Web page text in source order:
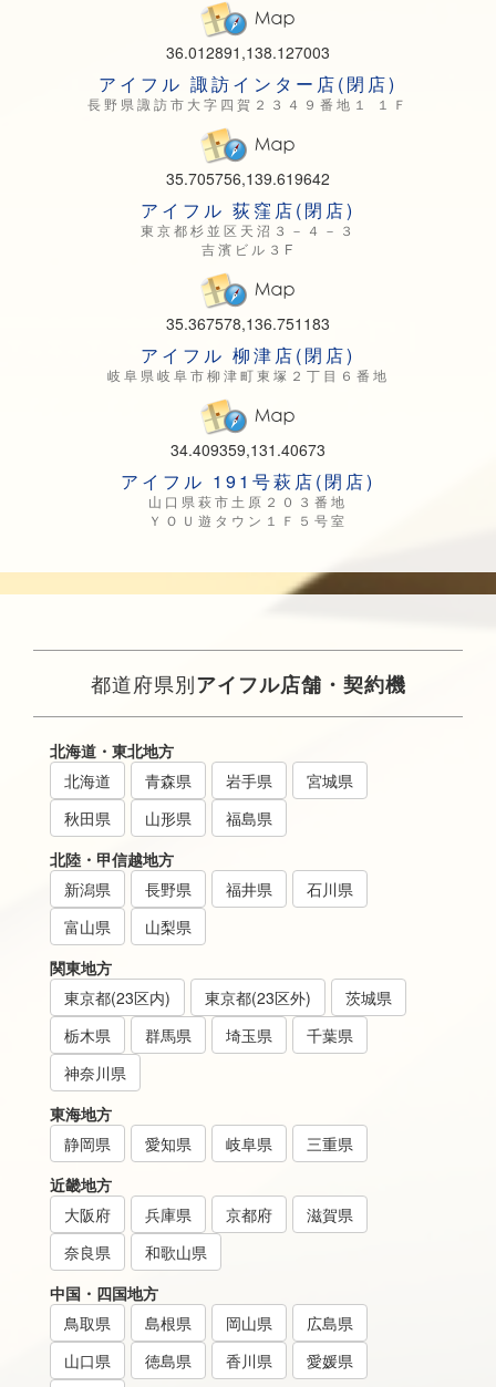
36.012891,138.127003
アイフル 諏訪インター店(閉店)
長野県諏訪市大字四賀２３４９番地１ １Ｆ
35.705756,139.619642
アイフル 荻窪店(閉店)
東京都杉並区天沼３－４－３
吉濱ビル３F
35.367578,136.751183
アイフル 柳津店(閉店)
岐阜県岐阜市柳津町東塚２丁目６番地
34.409359,131.40673
アイフル 191号萩店(閉店)
山口県萩市土原２０３番地
ＹＯＵ遊タウン１Ｆ５号室
都道府県別アイフル店舗・契約機
北海道・東北地方
北海道
青森県 岩手県
宮城県
秋田県
山形県
福島県
北陸・甲信越地方
新潟県
長野県 福井県
石川県
富山県
山梨県
関東地方
東京都(23区内)
東京都(23区外)
茨城県
栃木県
群馬県 埼玉県
千葉県
神奈川県
東海地方
静岡県
愛知県 岐阜県
三重県
近畿地方
大阪府
兵庫県 京都府
滋賀県
奈良県
和歌山県
中国・四国地方
鳥取県
島根県 岡山県
広島県
山口県
徳島県 香川県 愛媛県